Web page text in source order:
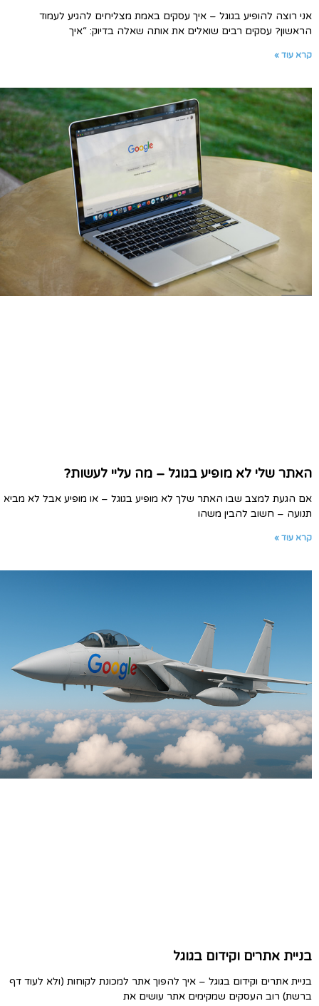
אני רוצה להופיע בגוגל – איך עסקים באמת מצליחים להגיע לעמוד
הראשון? עסקים רבים שואלים את אותה שאלה בדיוק: “איך
קרא עוד »
האתר שלי לא מופיע בגוגל – מה עליי לעשות?
אם הגעת למצב שבו האתר שלך לא מופיע בגוגל – או מופיע אבל לא מביא
תנועה – חשוב להבין משהו
קרא עוד »
בניית אתרים וקידום בגוגל
בניית אתרים וקידום בגוגל – איך להפוך אתר למכונת לקוחות (ולא לעוד דף
ברשת) רוב העסקים שמקימים אתר עושים את